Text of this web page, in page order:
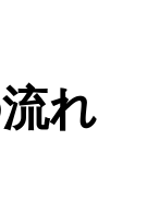
れ